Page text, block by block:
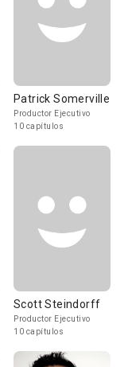
Patrick Somerville
Productor Ejecutivo
10 capítulos
Scott Steindorff
Productor Ejecutivo
10 capítulos